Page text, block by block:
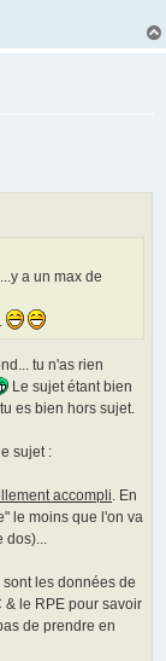
a un max de
tu n'as rien
Le sujet étant bien
es bien hors sujet.
sujet :
accompli. En
le moins que l'on va
dos)...
les données de
& le RPE pour savoir
de prendre en